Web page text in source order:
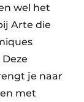
wel het
Arte die
je naar
met